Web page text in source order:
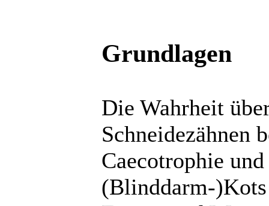
Grundlagen
Die Wahrheit
Schneidezähnen
Caecotrophie
(Blinddarm-)Kots